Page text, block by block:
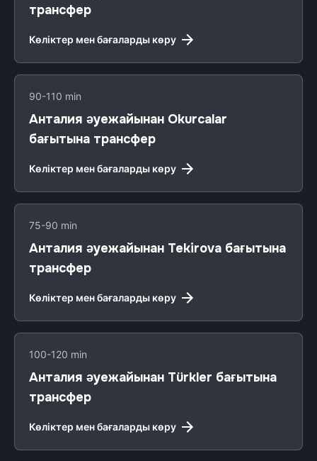
трансфер
Көліктер мен бағаларды көру
90-110 min
Анталия әуежайынан Okurcalar
бағытына трансфер
Көліктер мен бағаларды көру
75-90 min
Анталия әуежайынан Tekirova бағытына
трансфер
Көліктер мен бағаларды көру
100-120 min
Анталия әуежайынан Türkler бағытына
трансфер
Көліктер мен бағаларды көру